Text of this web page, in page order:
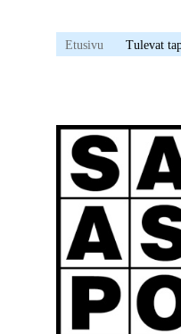
Etusivu Tulevat
ry